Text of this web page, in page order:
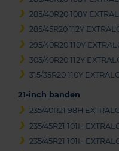
285/40R20 108Y
285/45R20 112Y
295/40R20 110Y
305/40R20 112Y
315/35R20 110Y
21-inch banden
235/40R21 98H
235/45R21 101H
235/45R21 101H